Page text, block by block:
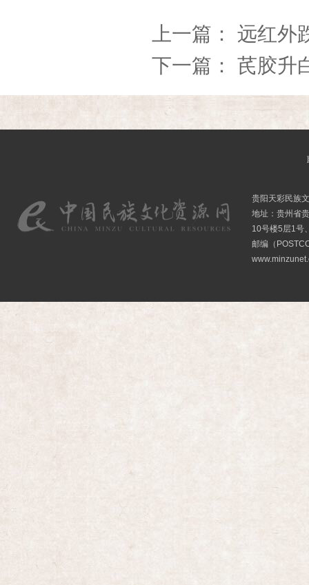
上一篇： 远红外
下一篇： 芪胶升
贵阳天彩民族
地址：贵州省
10号楼5层1号
邮编（